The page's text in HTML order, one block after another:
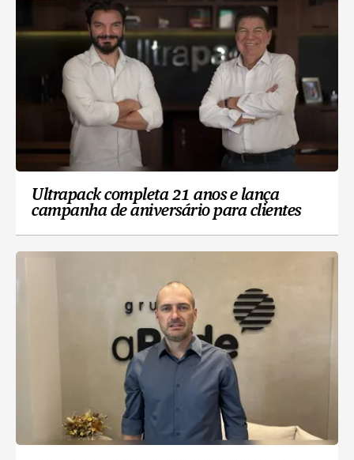
Ultrapack completa 21 anos e lança
campanha de aniversário para clientes